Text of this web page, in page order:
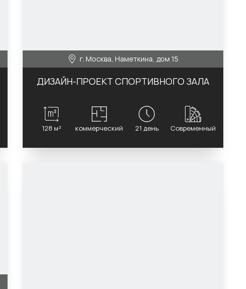
ДИЗАЙН-ПРОЕКТ СПОРТИВНОГО ЗАЛА
г. Москва, Наметкина, дом 15
128 м² коммерческий 21 день Современный